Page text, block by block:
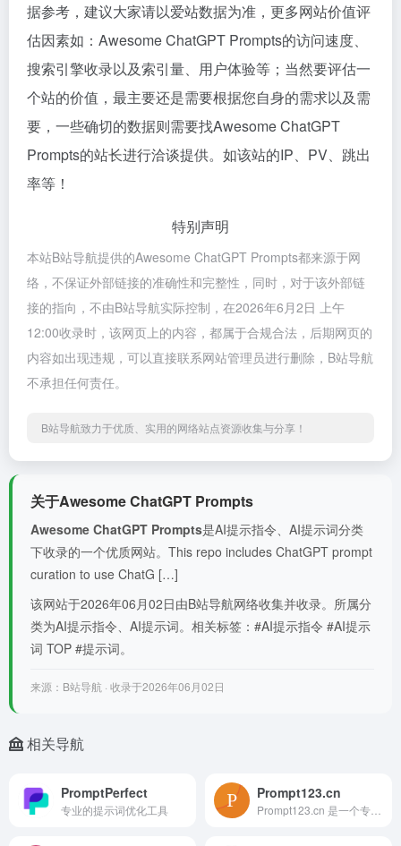
据参考，建议大家请以爱站数据为准，更多网站价值评
估因素如：Awesome ChatGPT Prompts的访问速度、
搜索引擎收录以及索引量、用户体验等；当然要评估一
个站的价值，最主要还是需要根据您自身的需求以及需
要，一些确切的数据则需要找Awesome ChatGPT
Prompts的站长进行洽谈提供。如该站的IP、PV、跳出
率等！
特别声明
本站B站导航提供的Awesome ChatGPT Prompts都来源于网
络，不保证外部链接的准确性和完整性，同时，对于该外部链
接的指向，不由B站导航实际控制，在2026年6月2日 上午
12:00收录时，该网页上的内容，都属于合规合法，后期网页的
内容如出现违规，可以直接联系网站管理员进行删除，B站导航
不承担任何责任。
B站导航致力于优质、实用的网络站点资源收集与分享！
关于Awesome ChatGPT Prompts
Awesome ChatGPT Prompts是AI提示指令、AI提示词分类
下收录的一个优质网站。This repo includes ChatGPT prompt
curation to use ChatG […]
该网站于2026年06月02日由B站导航网络收集并收录。所属分
类为AI提示指令、AI提示词。相关标签：#AI提示指令 #AI提示
词 TOP #提示词。
来源：B站导航 · 收录于2026年06月02日
相关导航
PromptPerfect
专业的提示词优化工具
Prompt123.cn